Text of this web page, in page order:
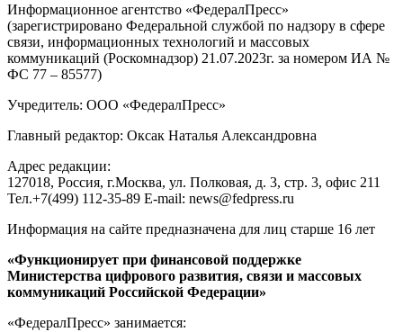
Информационное агентство «ФедералПресс»
(зарегистрировано Федеральной службой по надзору в сфере
связи, информационных технологий и массовых
коммуникаций (Роскомнадзор) 21.07.2023г. за номером ИА №
ФС 77 – 85577)
Учредитель: ООО «ФедералПресс»
Главный редактор: Оксак Наталья Александровна
Адрес редакции:
127018, Россия, г.Москва, ул. Полковая, д. 3, стр. 3, офис 211
Тел.+7(499) 112-35-89 E-mail: news@fedpress.ru
Информация на сайте предназначена для лиц старше 16 лет
«Функционирует при финансовой поддержке
Министерства цифрового развития, связи и массовых
коммуникаций Российской Федерации»
«ФедералПресс» занимается: